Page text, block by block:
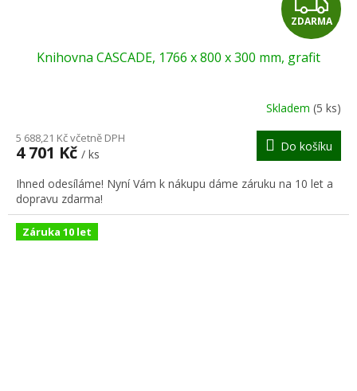
D
R
M
A
ZDARMA
Knihovna CASCADE, 1766 x 800 x 300 mm, grafit
Skladem (5 ks)
5 688,21 Kč včetně DPH
4 701 Kč / ks
Do košíku
Ihned odesíláme! Nyní Vám k nákupu dáme záruku na 10 let a
dopravu zdarma!
Záruka 10 let